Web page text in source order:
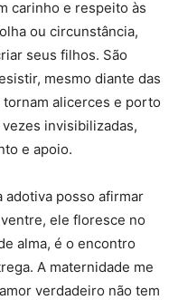
carinho e respeito às
ou circunstância,
seus filhos. São
mesmo diante das
alicerces e porto
invisibilizadas,
e apoio.
adotiva posso afirmar
ele floresce no
alma, é o encontro
A maternidade me
verdadeiro não tem